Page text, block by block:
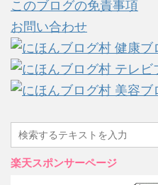
このブログの免責事項
お問い合わせ
楽天スポンサーページ